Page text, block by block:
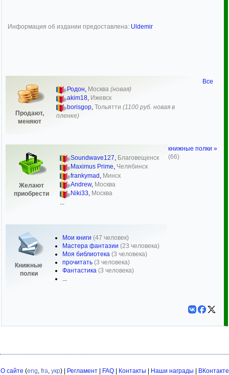
Информация об издании предоставлена: Uldemir
Продают,
меняют
Родон, Москва (новая)
akim18, Ижевск
borisgop Тольятти (1100 руб. новая в
пленке)
Желают
приобрести
Soundwave127, Благовещенск
Maximus Prime, Челябинск
frankymad Минск
Andrew, Москва
Niki33, Москва
Книжные
полки
Мои книги (47 человек)
Мастера фантазии (23 человека)
Моя библиотека (3 человека)
прочитать (3 человека)
Фантастика (3 человека)
...
Все
книжные полки »
(66)
О сайте (eng, fra, укр) | Регламент| FAQ| Контакты Наши награды ВКонтакте